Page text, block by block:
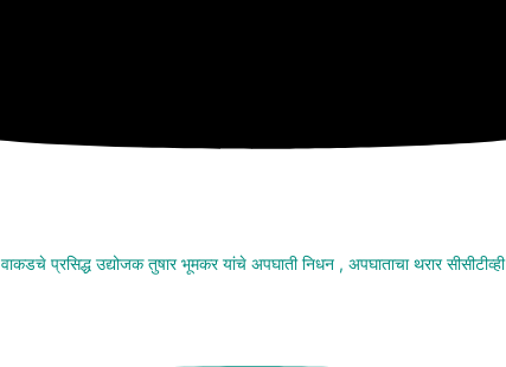
वाकडचे प्रसिद्ध उद्योजक तुषार भूमकर यांचे अपघाती निधन , अपघाताचा थरार सीसीटीव्ही